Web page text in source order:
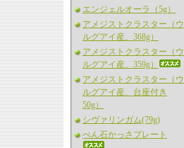
エンジェルオーラ（5g）
アメジストクラスター（ウ
ルグアイ産、368g）
アメジストクラスター（ウ
ルグアイ産、359g）
アメジストクラスター（ウ
ルグアイ産、台座付き
50g）
シヴァリンガム(79g)
べん石かっさプレート